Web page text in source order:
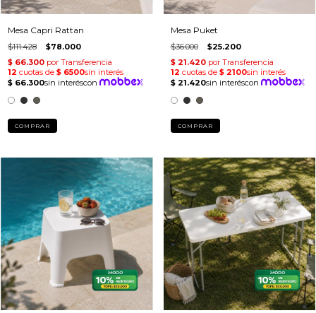
Mesa Capri Rattan
$111.428 $78.000
COMPRAR
Mesa Puket
$36.000 $25.200
COMPRAR